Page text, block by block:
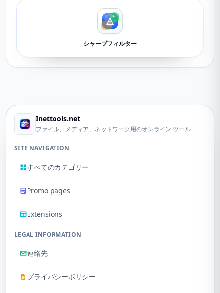
シャープフィルター
Inettools.net
ファイル、メディア、ネットワーク用のオンライン ツール
SITE NAVIGATION
すべてのカテゴリー
Promo pages
Extensions
LEGAL INFORMATION
連絡先
プライバシーポリシー